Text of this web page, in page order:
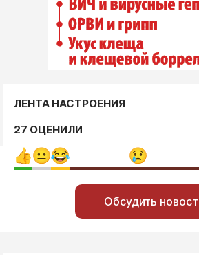
ЛЕНТА НАСТРОЕНИЯ
27 ОЦЕНИЛИ
Обсудить